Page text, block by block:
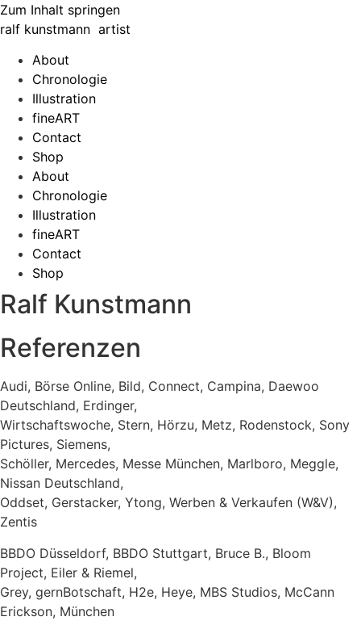
Zum Inhalt springen
ralf kunstmann artist
About
Chronologie
Illustration
fineART
Contact
Shop
About
Chronologie
Illustration
fineART
Contact
Shop
Ralf Kunstmann
Referenzen
Audi, Börse Online, Bild, Connect, Campina, Daewoo
Deutschland, Erdinger,
Wirtschaftswoche, Stern, Hörzu, Metz, Rodenstock, Sony
Pictures, Siemens,
Schöller, Mercedes, Messe München, Marlboro, Meggle,
Nissan Deutschland,
Oddset, Gerstacker, Ytong, Werben & Verkaufen (W&V),
Zentis
BBDO Düsseldorf, BBDO Stuttgart, Bruce B., Bloom
Project, Eiler & Riemel,
Grey, gernBotschaft, H2e, Heye, MBS Studios, McCann
Erickson, München